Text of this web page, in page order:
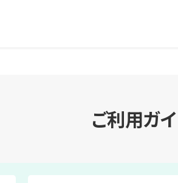
ご利用ガ